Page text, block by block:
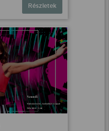
Részletek